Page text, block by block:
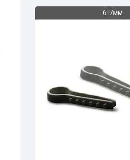
6-7мм